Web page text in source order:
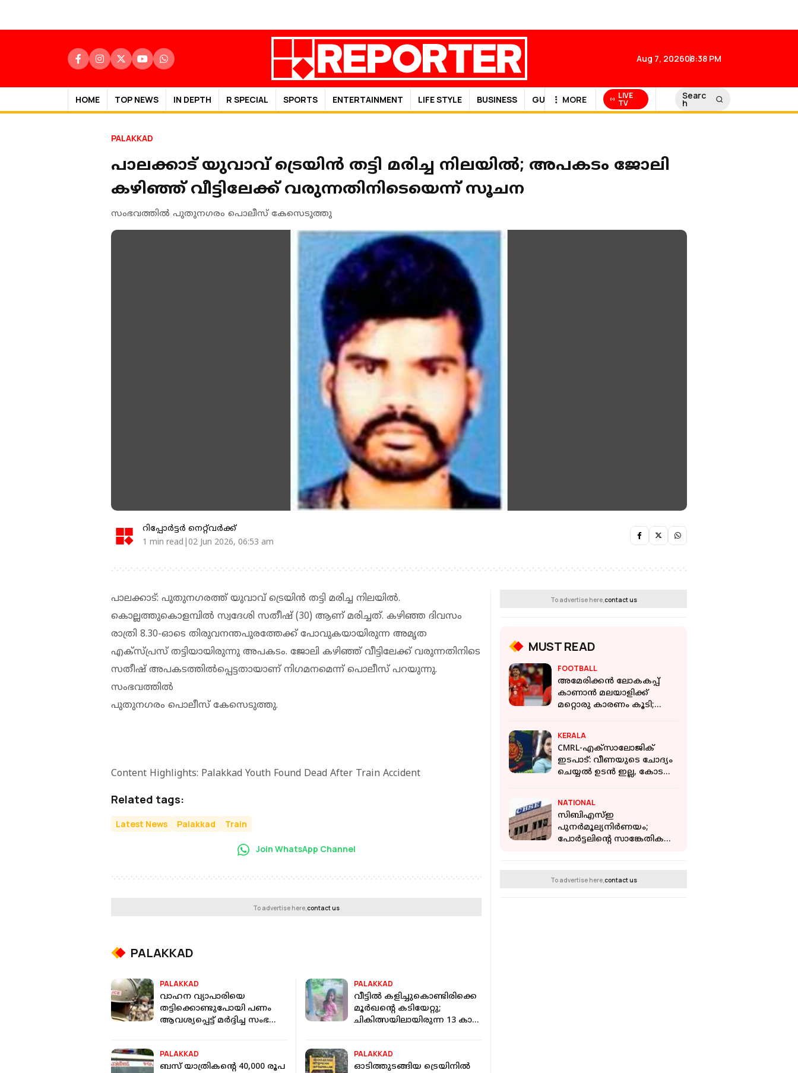
Aug 7, 202608:38 PM
HOME TOP NEWS IN DEPTH R SPECIAL SPORTS ENTERTAINMENT LIFE STYLE BUSINESS GULF NEWS
MORE LIVE
TV
Searc
h
PALAKKAD
പാലക്കാട് യുവാവ് ട്രെയിന്‍ തട്ടി മരിച്ച നിലയില്‍; അപകടം ജോലി
കഴിഞ്ഞ് വീട്ടിലേക്ക് വരുന്നതിനിടെയെന്ന് സൂചന
സംഭവത്തില്‍ പുതുനഗരം പൊലീസ് കേസെടുത്തു
റിപ്പോർട്ടർ നെറ്റ്‌വര്‍ക്ക്‌
1 min read|02 Jun 2026, 06:53 am
പാലക്കാട്: പുതുനഗരത്ത് യുവാവ് ട്രെയിന്‍ തട്ടി മരിച്ച നിലയില്‍.
കൊല്ലത്തുകൊളമ്പില്‍ സ്വദേശി സതീഷ് (30) ആണ് മരിച്ചത്. കഴിഞ്ഞ ദിവസം
രാത്രി 8.30-ഓടെ തിരുവനന്തപുരത്തേക്ക് പോവുകയായിരുന്ന അമൃത
എക്‌സ്പ്രസ് തട്ടിയായിരുന്നു അപകടം. ജോലി കഴിഞ്ഞ് വീട്ടിലേക്ക് വരുന്നതിനിടെ
സതീഷ് അപകടത്തില്‍പ്പെട്ടതായാണ് നിഗമനമെന്ന് പൊലീസ് പറയുന്നു.
സംഭവത്തില്‍
പുതുനഗരം പൊലീസ് കേസെടുത്തു.
Content Highlights: Palakkad Youth Found Dead After Train Accident
Related tags:
Latest News Palakkad Train
Join WhatsApp Channel
To advertise here,contact us
PALAKKAD
PALAKKAD
വാഹന വ്യാപാരിയെ
തട്ടിക്കൊണ്ടുപോയി പണം
ആവശ്യപ്പെട്ട് മര്‍ദ്ദിച്ച സംഭവം;
PALAKKAD
വീട്ടിൽ കളിച്ചുകൊണ്ടിരിക്കെ
മൂർഖൻ്റെ കടിയേറ്റു;
ചികിത്സയിലായിരുന്ന 13 കാരി
PALAKKAD
ബസ് യാത്രികന്റെ 40,000 രൂപ
PALAKKAD
ഓടിത്തുടങ്ങിയ ട്രെയിനില്‍
To advertise here,contact us
MUST READ
FOOTBALL
അമേരിക്കന്‍ ലോകകപ്പ്
കാണാന്‍ മലയാളിക്ക്
മറ്റൊരു കാരണം കൂടി;
KERALA
CMRL-എക്‌സാലോജിക്
ഇടപാട്: വീണയുടെ ചോദ്യം
ചെയ്യല്‍ ഉടന്‍ ഇല്ല, കോടതി
NATIONAL
സിബിഎസ്‌ഇ
പുനര്‍മൂല്യനിര്‍ണയം;
പോര്‍ട്ടലിന്റെ സാങ്കേതിക
To advertise here,contact us